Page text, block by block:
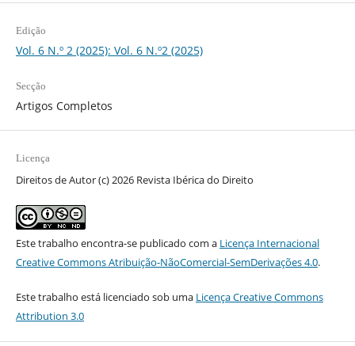
Edição
Vol. 6 N.º 2 (2025): Vol. 6 N.º2 (2025)
Secção
Artigos Completos
Licença
Direitos de Autor (c) 2026 Revista Ibérica do Direito
Este trabalho encontra-se publicado com a Licença Internacional
Creative Commons Atribuição-NãoComercial-SemDerivações 4.0.
Este trabalho está licenciado sob uma Licença Creative Commons
Attribution 3.0